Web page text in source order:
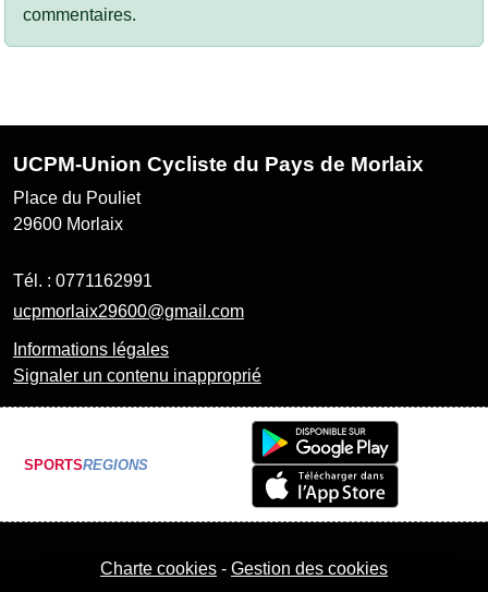
commentaires.
UCPM-Union Cycliste du Pays de Morlaix
Place du Pouliet
29600 Morlaix
Tél. : 0771162991
ucpmorlaix29600@gmail.com
Informations légales
Signaler un contenu inapproprié
SPORTSREGIONS
Charte cookies Gestion des cookies